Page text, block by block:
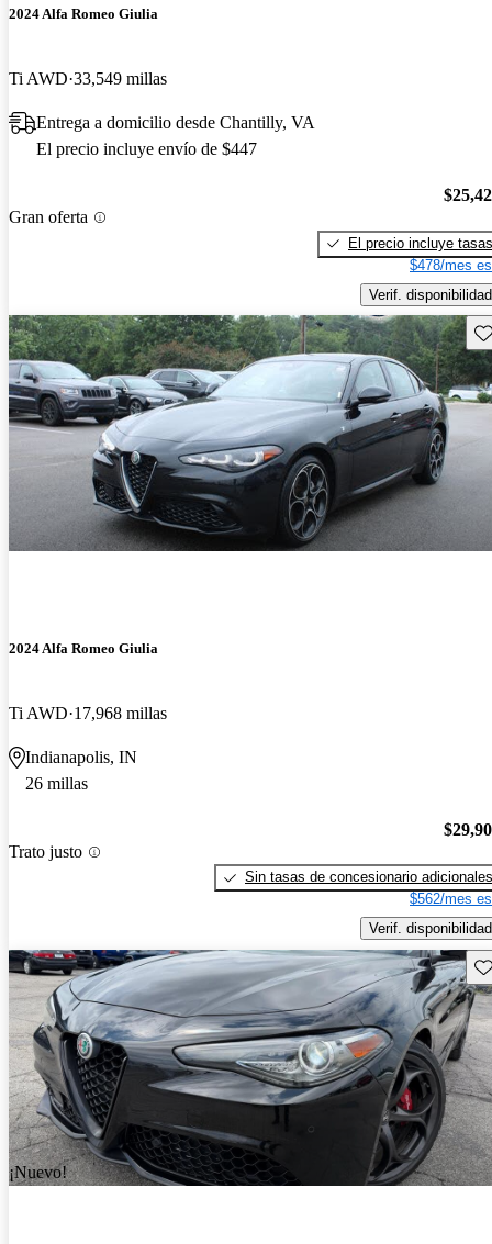
2024 Alfa Romeo Giulia
Ti AWD 33,549 millas
Entrega a domicilio desde Chantilly, VA
El precio incluye envío de $447
Gran oferta
El precio incluye tasas
$478/mes
Verif. disponibilidad
2024 Alfa Romeo Giulia
Ti AWD 17,968 millas
Indianapolis, IN
26 millas
Trato justo
Sin tasas de concesionario adicionales
$562/mes
Verif. disponibilidad
¡Nuevo!